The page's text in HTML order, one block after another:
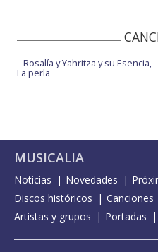
Rosalía y Yahritza y su Esencia,
La perla
MUSICALIA
Noticias Novedades
Discos históricos
Canciones
Artistas y grupos
Portadas